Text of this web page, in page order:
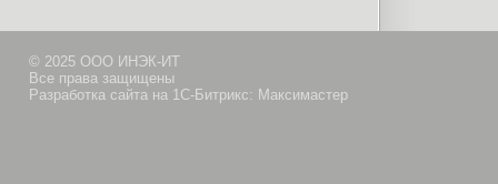
© 2025 ООО ИНЭК-ИТ
Все права защищены
Разработка сайта на 1С-Битрикс: Максимастер